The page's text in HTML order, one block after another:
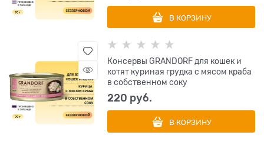
В КОРЗИНУ
Консервы GRANDORF для кошек и
котят куриная грудка с мясом краба
в собственном соку
220 руб.
В КОРЗИНУ